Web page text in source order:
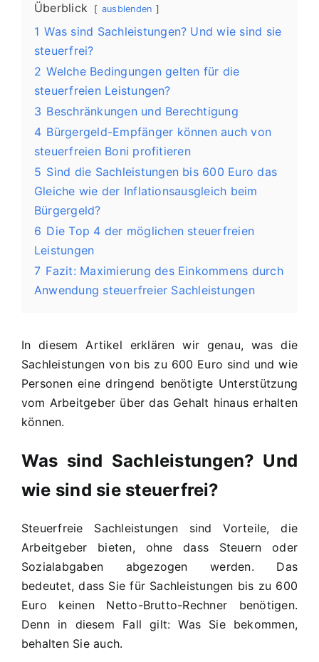
Überblick ausblenden
1 Was sind Sachleistungen? Und wie sind sie
steuerfrei?
2 Welche Bedingungen gelten für die
steuerfreien Leistungen?
3 Beschränkungen und Berechtigung
4 Bürgergeld-Empfänger können auch von
steuerfreien Boni profitieren
5 Sind die Sachleistungen bis 600 Euro das
Gleiche wie der Inflationsausgleich beim
Bürgergeld?
6 Die Top 4 der möglichen steuerfreien
Leistungen
7 Fazit: Maximierung des Einkommens durch
Anwendung steuerfreier Sachleistungen
In diesem Artikel erklären wir genau, was die
Sachleistungen von bis zu 600 Euro sind und wie
Personen eine dringend benötigte Unterstützung
vom Arbeitgeber über das Gehalt hinaus erhalten
können.
Was sind Sachleistungen? Und
wie sind sie steuerfrei?
Steuerfreie Sachleistungen sind Vorteile, die
Arbeitgeber bieten, ohne dass Steuern oder
Sozialabgaben abgezogen werden. Das
bedeutet, dass Sie für Sachleistungen bis zu 600
Euro keinen Netto-Brutto-Rechner benötigen.
Denn in diesem Fall gilt: Was Sie bekommen,
behalten Sie auch.